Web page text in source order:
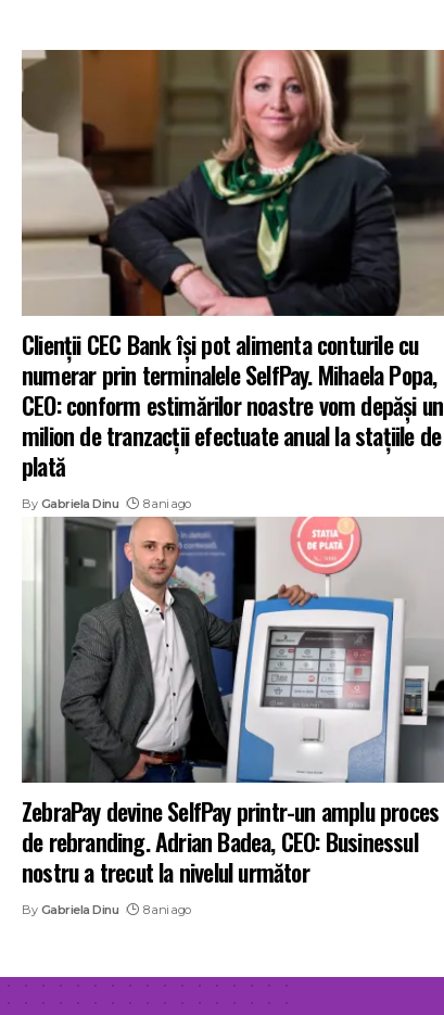
Clienții CEC Bank își pot alimenta conturile cu
numerar prin terminalele SelfPay. Mihaela Popa,
CEO: conform estimărilor noastre vom depăși un
milion de tranzacții efectuate anual la stațiile de
plată
By Gabriela Dinu 8 ani ago
ZebraPay devine SelfPay printr-un amplu proces
de rebranding. Adrian Badea, CEO: Businessul
nostru a trecut la nivelul următor
By Gabriela Dinu 8 ani ago